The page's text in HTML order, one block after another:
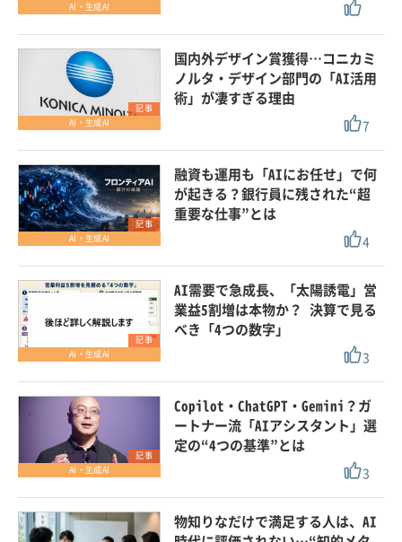
AI・生成AI
記事
AI・生成AI
国内外デザイン賞獲得…コニカミ
ノルタ・デザイン部門の「AI活用
術」が凄すぎる理由
7
記事
AI・生成AI
融資も運用も「AIにお任せ」で何
が起きる？銀行員に残された“超
重要な仕事”とは
4
記事
AI・生成AI
AI需要で急成長、「太陽誘電」営
業益5割増は本物か？ 決算で見る
べき「4つの数字」
3
記事
AI・生成AI
Copilot・ChatGPT・Gemini？ガ
ートナー流「AIアシスタント」選
定の“4つの基準”とは
3
物知りなだけで満足する人は、AI